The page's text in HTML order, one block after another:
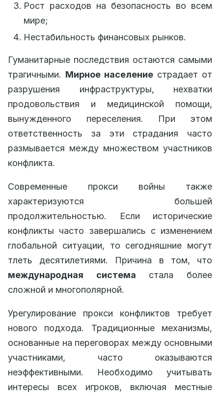
Рост расходов на безопасность во всем
мире;
Нестабильность финансовых рынков.
Гуманитарные последствия остаются самыми
трагичными. Мирное население страдает от
разрушения инфраструктуры, нехватки
продовольствия и медицинской помощи,
вынужденного переселения. При этом
ответственность за эти страдания часто
размывается между множеством участников
конфликта.
Современные прокси войны также
характеризуются большей
продолжительностью. Если исторические
конфликты часто завершались с изменением
глобальной ситуации, то сегодняшние могут
тлеть десятилетиями. Причина в том, что
международная система стала более
сложной и многополярной.
Урегулирование прокси конфликтов требует
нового подхода. Традиционные механизмы,
основанные на переговорах между основными
участниками, часто оказываются
неэффективными. Необходимо учитывать
интересы всех игроков, включая местные